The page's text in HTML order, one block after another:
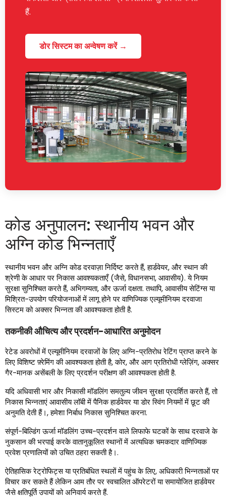
हैं.
डोर सिस्टम का अन्वेषण करें →
कोड अनुपालन: स्थानीय भवन और
अग्नि कोड भिन्नताएँ
स्थानीय भवन और अग्नि कोड दरवाज़ा निर्दिष्ट करते हैं, हार्डवेयर, और स्थान की
श्रेणी के आधार पर निकास आवश्यकताएँ (जैसे, विधानसभा, आवासीय). ये नियम
सुरक्षा सुनिश्चित करते हैं, अभिगम्यता, और ऊर्जा दक्षता. तथापि, आवासीय सेटिंग्स या
मिश्रित-उपयोग परियोजनाओं में लागू होने पर वाणिज्यिक एल्यूमीनियम दरवाजा
सिस्टम को अक्सर भिन्नता की आवश्यकता होती है.
तकनीकी औचित्य और प्रदर्शन-आधारित अनुमोदन
रेटेड अवरोधों में एल्यूमीनियम दरवाजों के लिए अग्नि-प्रतिरोध रेटिंग प्राप्त करने के
लिए विशिष्ट फ़्रेमिंग की आवश्यकता होती है, कोर, और आग प्रतिरोधी ग्लेज़िंग, अक्सर
गैर-मानक असेंबली के लिए प्रदर्शन परीक्षण की आवश्यकता होती है.
यदि अधिवासी भार और निकासी मॉडलिंग समतुल्य जीवन सुरक्षा प्रदर्शित करते हैं, तो
निकास भिन्नताएं आवासीय लॉबी में पैनिक हार्डवेयर या डोर स्विंग नियमों में छूट की
अनुमति देती हैं।, हमेशा निर्बाध निकास सुनिश्चित करना.
संपूर्ण-बिल्डिंग ऊर्जा मॉडलिंग उच्च-प्रदर्शन वाले लिफाफे घटकों के साथ दरवाजे के
नुकसान की भरपाई करके वातानुकूलित स्थानों में अत्यधिक चमकदार वाणिज्यिक
प्रवेश प्रणालियों को उचित ठहरा सकती है।.
ऐतिहासिक रेट्रोफिट्स या प्रतिबंधित स्थलों में पहुंच के लिए, अधिकारी भिन्नताओं पर
विचार कर सकते हैं लेकिन आम तौर पर स्वचालित ऑपरेटरों या समायोजित हार्डवेयर
जैसे क्षतिपूर्ति उपायों को अनिवार्य करते हैं.